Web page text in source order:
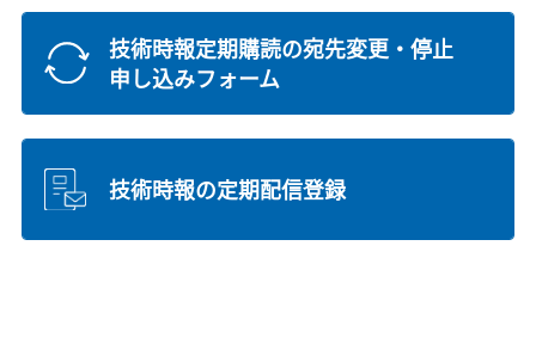
技術時報定期購読の宛先変更・停止
申し込みフォーム
技術時報の定期配信登録